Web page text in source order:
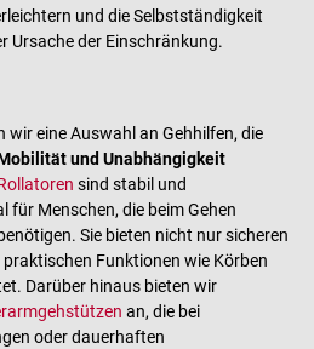
und die Selbstständigkeit
Ursache der Einschränkung.
wir eine Auswahl an Gehhilfen, die
und Unabhängigkeit
sind stabil und
für Menschen, die beim Gehen
Sie bieten nicht nur sicheren
Funktionen wie Körben
Darüber hinaus bieten wir
an, die bei
oder dauerhaften